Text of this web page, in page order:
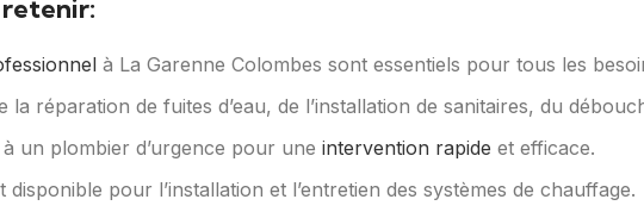
à La Garenne Colombes sont essentiels pour tous les
la réparation de fuites d’eau, de l’installation de sanitaires, du
un plombier d’urgence pour une intervention rapide et efficace.
disponible pour l’installation et l’entretien des systèmes de chauffage.